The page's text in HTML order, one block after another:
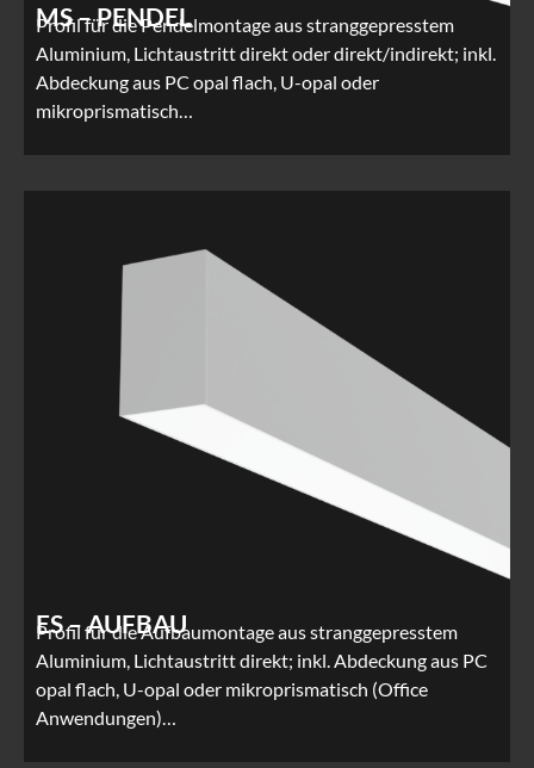
MS – PENDEL
Profil für die Pendelmontage aus stranggepresstem
Aluminium, Lichtaustritt direkt oder direkt/indirekt; inkl.
Abdeckung aus PC opal flach, U-opal oder
mikroprismatisch…
ES – AUFBAU
Profil für die Aufbaumontage aus stranggepresstem
Aluminium, Lichtaustritt direkt; inkl. Abdeckung aus PC
opal flach, U-opal oder mikroprismatisch (Office
Anwendungen)…